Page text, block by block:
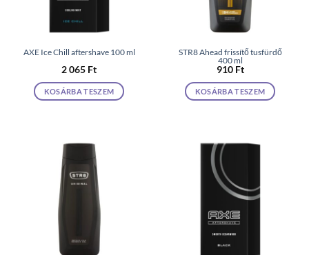
AXE Ice Chill aftershave 100 ml
2 065 Ft
KOSÁRBA TESZEM
STR8 Ahead frissítő tusfürdő
400 ml
910 Ft
KOSÁRBA TESZEM